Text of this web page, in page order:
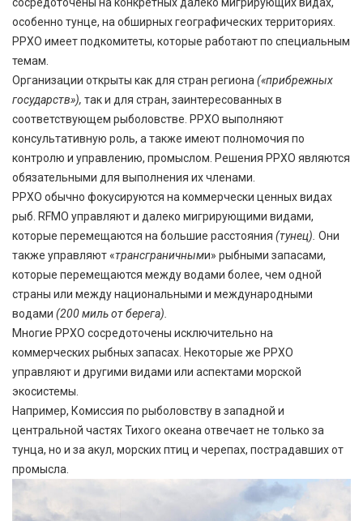
особенно тунце, на обширных географических территориях.
РРХО имеет подкомитеты, которые работают по специальным
темам.
Организации открыты как для стран региона («прибрежных
государств»), так и для стран, заинтересованных в
соответствующем рыболовстве. РРХО выполняют
консультативную роль, а также имеют полномочия по
контролю и управлению, промыслом. Решения РРХО являются
обязательными для выполнения их членами.
РРХО обычно фокусируются на коммерчески ценных видах
рыб. RFMO управляют и далеко мигрирующими видами,
которые перемещаются на большие расстояния (тунец). Они
также управляют «трансграничными» рыбными запасами,
которые перемещаются между водами более, чем одной
страны или между национальными и международными
водами (200 миль от берега).
Многие РРХО сосредоточены исключительно на
коммерческих рыбных запасах. Некоторые же РРХО
управляют и другими видами или аспектами морской
экосистемы.
Например, Комиссия по рыболовству в западной и
центральной частях Тихого океана отвечает не только за
тунца, но и за акул, морских птиц и черепах, пострадавших от
промысла.